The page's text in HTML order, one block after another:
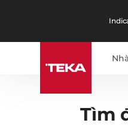
Tìm